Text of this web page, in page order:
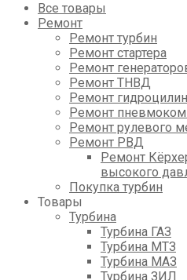
Все товары
Ремонт
Ремонт турбин
Ремонт стартера
Ремонт
Ремонт ТНВД
Ремонт
Ремонт
Ремонт рулевого
Ремонт РВД
Ремонт
высокого
Покупка турбин
Товары
Турбина
Турбина ГАЗ
Турбина МТЗ
Турбина МАЗ
Турбина ЗИЛ